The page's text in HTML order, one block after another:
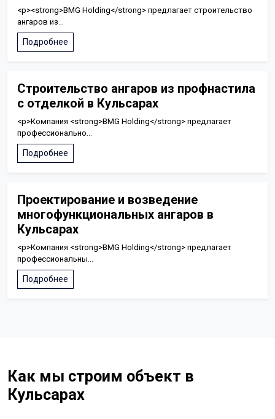
<p><strong>BMG Holding</strong> предлагает строительство
ангаров из...
Подробнее
Строительство ангаров из профнастила
с отделкой в Кульсарах
<p>Компания <strong>BMG Holding</strong> предлагает
профессионально...
Подробнее
Проектирование и возведение
многофункциональных ангаров в
Кульсарах
<p>Компания <strong>BMG Holding</strong> предлагает
профессиональны...
Подробнее
Как мы строим объект в
Кульсарах